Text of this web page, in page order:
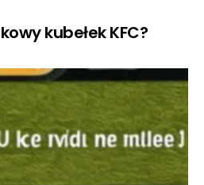
kubełek KFC?